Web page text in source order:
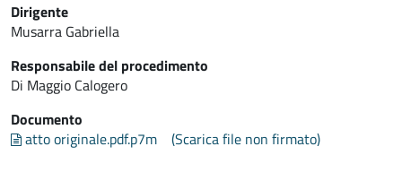
Dirigente
Musarra Gabriella
Responsabile del procedimento
Di Maggio Calogero
Documento
atto originale.pdf.p7m
(Scarica file non firmato)